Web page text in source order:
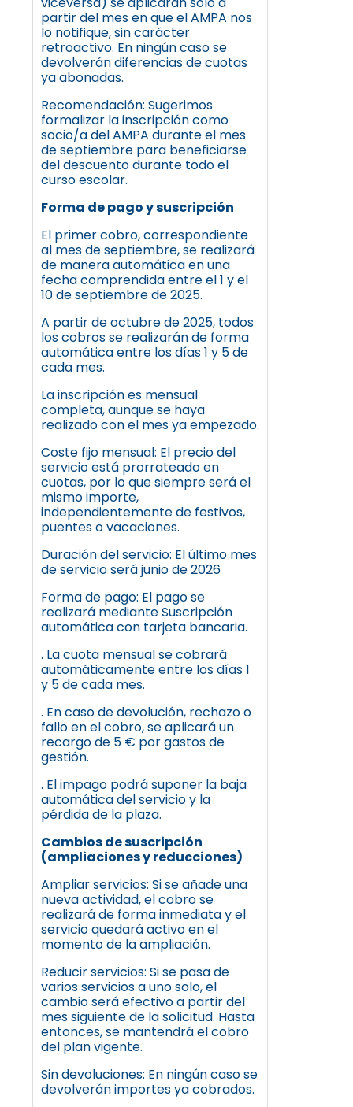
partir del mes en que el AMPA nos
lo notifique, sin carácter
retroactivo. En ningún caso se
devolverán diferencias de cuotas
ya abonadas.
Recomendación: Sugerimos
formalizar la inscripción como
socio/a del AMPA durante el mes
de septiembre para beneficiarse
del descuento durante todo el
curso escolar.
Forma de pago y suscripción
El primer cobro, correspondiente
al mes de septiembre, se realizará
de manera automática en una
fecha comprendida entre el 1 y el
10 de septiembre de 2025.
A partir de octubre de 2025, todos
los cobros se realizarán de forma
automática entre los días 1 y 5 de
cada mes.
La inscripción es mensual
completa, aunque se haya
realizado con el mes ya empezado.
Coste fijo mensual: El precio del
servicio está prorrateado en
cuotas, por lo que siempre será el
mismo importe,
independientemente de festivos,
puentes o vacaciones.
Duración del servicio: El último mes
de servicio será junio de 2026
Forma de pago: El pago se
realizará mediante Suscripción
automática con tarjeta bancaria.
. La cuota mensual se cobrará
automáticamente entre los días 1
y 5 de cada mes.
. En caso de devolución, rechazo o
fallo en el cobro, se aplicará un
recargo de 5 € por gastos de
gestión.
. El impago podrá suponer la baja
automática del servicio y la
pérdida de la plaza.
Cambios de suscripción
(ampliaciones y reducciones)
Ampliar servicios: Si se añade una
nueva actividad, el cobro se
realizará de forma inmediata y el
servicio quedará activo en el
momento de la ampliación.
Reducir servicios: Si se pasa de
varios servicios a uno solo, el
cambio será efectivo a partir del
mes siguiente de la solicitud. Hasta
entonces, se mantendrá el cobro
del plan vigente.
Sin devoluciones: En ningún caso se
devolverán importes ya cobrados.